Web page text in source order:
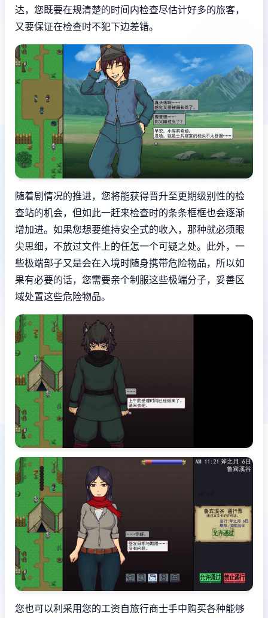
达，您既要在规清楚的时间内检查尽估计好多的旅客，
又要保证在检查时不犯下边差错。
随着剧情况的推进，您将能获得晋升至更期级别性的检
查站的机会，但如此一赶来检查时的条条框框也会逐渐
增加进。如果您想要维持安全式的收入，那种就必须眼
尖思细，不放过文件上的任怎一个可疑之处。此外，一
些极端部子又是会在入境时随身携带危险物品，所以如
果有必要的话，您需要亲个制服这些极端分子，妥善区
域处置这些危险物品。
您也可以利采用您的工资自旅行商士手中购买各种能够